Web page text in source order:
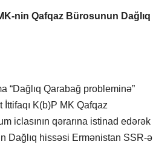
nin Qafqaz Bürosunun Dağlıq
“Dağlıq Qarabağ probleminə”
K(b)P MK Qafqaz
iclasının qərarına istinad edərək
Dağlıq hissəsi Ermənistan SSR-ə